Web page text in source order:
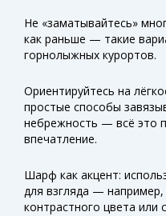
несколько маленьких
современно.
Не «заматывайтесь»
как раньше — такие
горнолыжных курортов.
Ориентируйтесь на
простые способы
небрежность — всё это
впечатление.
Шарф как акцент:
для взгляда —
контрастного цвета или